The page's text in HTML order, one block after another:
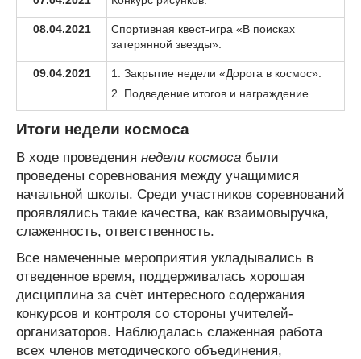
08.04.2021
Спортивная квест-игра «В поисках
затерянной звезды».
09.04.2021
1. Закрытие недели «Дорога в космос».
2. Подведение итогов и награждение.
Итоги недели космоса
В ходе проведения недели космоса были
проведены соревнования между учащимися
начальной школы. Среди участников соревнований
проявлялись такие качества, как взаимовыручка,
слаженность, ответственность.
Все намеченные мероприятия укладывались в
отведенное время, поддерживалась хорошая
дисциплина за счёт интересного содержания
конкурсов и контроля со стороны учителей-
организаторов. Наблюдалась слаженная работа
всех членов методического объединения,